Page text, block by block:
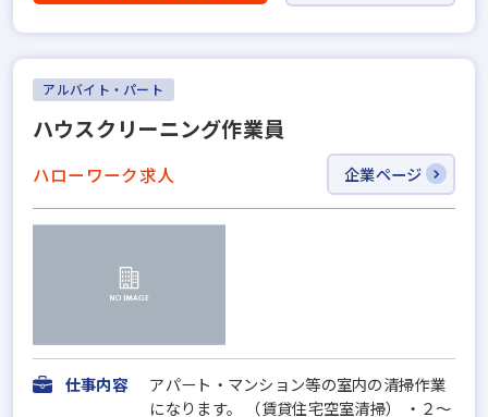
アルバイト・パート
ハウスクリーニング作業員
ハローワーク求人 企業ページ
仕事内容
アパート・マンション等の室内の清掃作業
になります。 （賃貸住宅空室清掃） ・２～